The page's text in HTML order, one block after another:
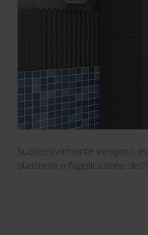
Successivamente vengono
piastrelle o l'applicazione